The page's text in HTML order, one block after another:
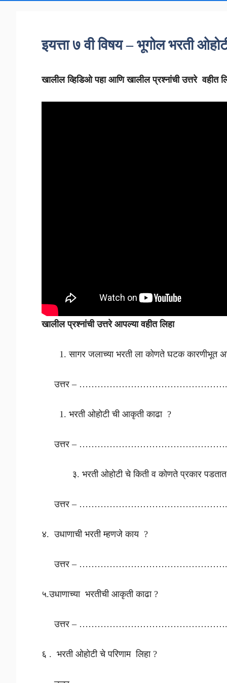
इयत्ता ७ वी विषय – भूगोल भरती
खालील व्हिडिओ पहा आणि खालील प्रश्नांची उत्तरे वहीत
खालील प्रश्नांची उत्तरे आपल्या वहीत लिहा
सागर जलाच्या भरती ला कोणते घटक कारणीभूत
उत्तर –
भरती ओहोटी ची आकृती काढा ?
उत्तर –
३. भरती ओहोटी चे किती व कोणते प्रकार
उत्तर –
४. उधाणाची भरती म्हणजे काय ?
उत्तर –
५.उधाणाच्या भरतीची आकृती काढा ?
उत्तर –
६ . भरती ओहोटी चे परिणाम लिहा ?